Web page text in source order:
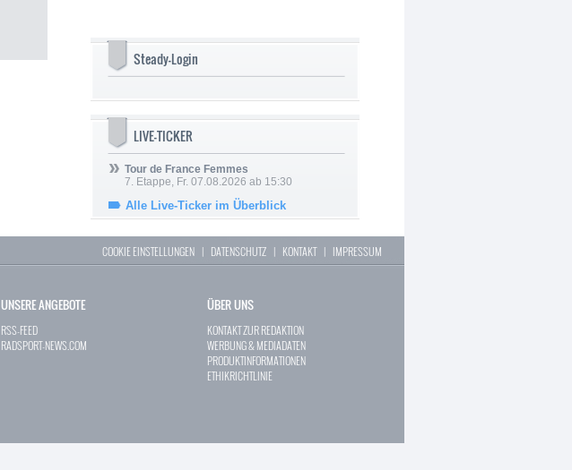
Steady-Login
LIVE-TICKER
Tour de France Femmes
7. Etappe, Fr. 07.08.2026 ab 15:30
Alle Live-Ticker im Überblick
COOKIE EINSTELLUNGEN | DATENSCHUTZ | KONTAKT| IMPRESSUM
UNSERE ANGEBOTE
RSS-FEED
RADSPORT-NEWS.COM
ÜBER UNS
KONTAKT ZUR REDAKTION
WERBUNG & MEDIADATEN
PRODUKTINFORMATIONEN
ETHIKRICHTLINIE